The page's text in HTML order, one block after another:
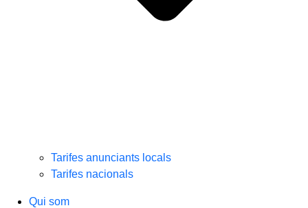
Tarifes anunciants locals
Tarifes nacionals
Qui som